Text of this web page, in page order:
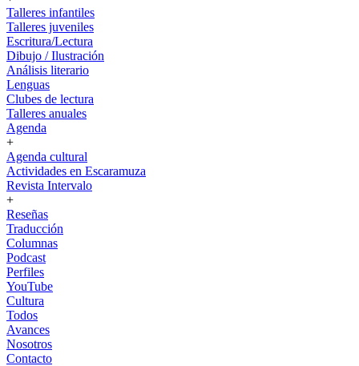
Talleres infantiles
Talleres juveniles
Escritura/Lectura
Dibujo / Ilustración
Análisis literario
Lenguas
Clubes de lectura
Talleres anuales
Agenda
+
Agenda cultural
Actividades en Escaramuza
Revista Intervalo
+
Reseñas
Traducción
Columnas
Podcast
Perfiles
YouTube
Cultura
Todos
Avances
Nosotros
Contacto